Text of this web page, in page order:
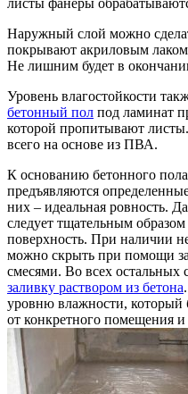
листы фанеры
Наружный слой можно
покрывают акриловым
Не лишним будет в
Уровень влагостойкости
бетонный пол под ламинат
которой пропитывают
всего на основе из ПВА.
К основанию бетонного
предъявляются
них – идеальная ровность.
следует тщательным
поверхность. При наличии
можно скрыть при помощи
смесями. Во всех остальных
заливку раствором из бетона
уровню влажности, который
от конкретного помещения и